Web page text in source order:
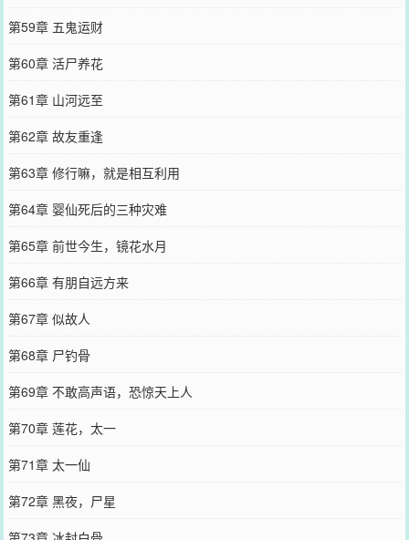
第59章 五鬼运财
第60章 活尸养花
第61章 山河远至
第62章 故友重逢
第63章 修行嘛，就是相互利用
第64章 婴仙死后的三种灾难
第65章 前世今生，镜花水月
第66章 有朋自远方来
第67章 似故人
第68章 尸钓骨
第69章 不敢高声语，恐惊天上人
第70章 莲花，太一
第71章 太一仙
第72章 黑夜，尸星